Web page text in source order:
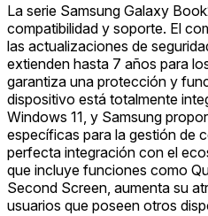
La serie Samsung Galaxy
compatibilidad y soporte. El
las actualizaciones de
extienden hasta 7 años para
garantiza una protección y
dispositivo está totalmente
Windows 11, y Samsung
específicas para la gestión de
perfecta integración con el
que incluye funciones como
Second Screen, aumenta su
usuarios que poseen otros